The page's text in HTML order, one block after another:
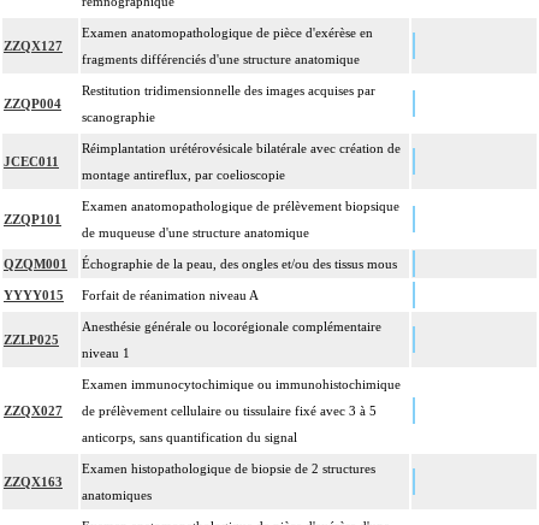
ZZQX127
Examen anatomopathologique de pièce d'exérèse en
fragments différenciés d'une structure anatomique
ZZQP004
Restitution tridimensionnelle des images acquises par
scanographie
JCEC011
Réimplantation urétérovésicale bilatérale avec création de
montage antireflux, par coelioscopie
ZZQP101
Examen anatomopathologique de prélèvement biopsique
de muqueuse d'une structure anatomique
QZQM001 Échographie de la peau, des ongles et/ou des tissus mous
YYYY015 Forfait de réanimation niveau A
ZZLP025
Anesthésie générale ou locorégionale complémentaire
niveau 1
ZZQX027
Examen immunocytochimique ou immunohistochimique
de prélèvement cellulaire ou tissulaire fixé avec 3 à 5
anticorps, sans quantification du signal
ZZQX163
Examen histopathologique de biopsie de 2 structures
anatomiques